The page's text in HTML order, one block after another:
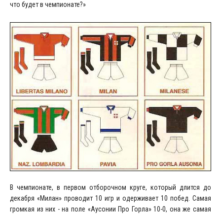
что будет в чемпионате?»
В чемпионате, в первом отборочном круге, который длится до
декабря «Милан» проводит 10 игр и одерживает 10 побед. Самая
громкая из них - на поле «Аусонии Про Горла» 10-0, она же самая